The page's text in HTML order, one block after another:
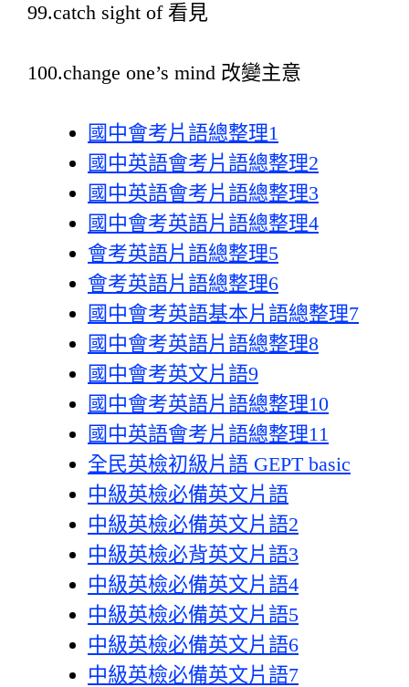
99.catch sight of 看見
100.change one’s mind 改變主意
國中會考片語總整理1
國中英語會考片語總整理2
國中英語會考片語總整理3
國中會考英語片語總整理4
會考英語片語總整理5
會考英語片語總整理6
國中會考英語基本片語總整理7
國中會考英語片語總整理8
國中會考英文片語9
國中會考英語片語總整理10
國中英語會考片語總整理11
全民英檢初級片語 GEPT basic
中級英檢必備英文片語
中級英檢必備英文片語2
中級英檢必背英文片語3
中級英檢必備英文片語4
中級英檢必備英文片語5
中級英檢必備英文片語6
中級英檢必備英文片語7